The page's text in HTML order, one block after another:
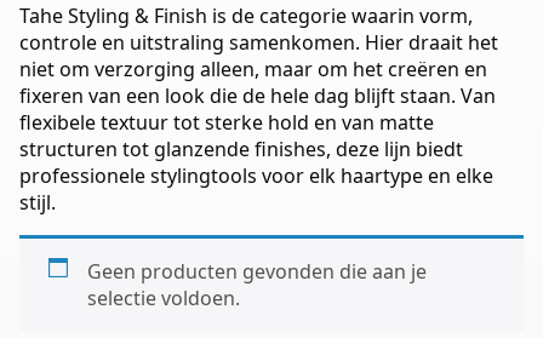
Tahe Styling & Finish is de categorie waarin vorm,
controle en uitstraling samenkomen. Hier draait het
niet om verzorging alleen, maar om het creëren en
fixeren van een look die de hele dag blijft staan. Van
flexibele textuur tot sterke hold en van matte
structuren tot glanzende finishes, deze lijn biedt
professionele stylingtools voor elk haartype en elke
stijl.
Geen producten gevonden die aan je
selectie voldoen.